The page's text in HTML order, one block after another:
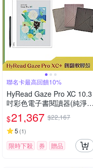
聯名卡最高回饋10%
HyRead Gaze Pro XC 10.3
吋彩色電子書閱讀器(純淨
白)+10.3吋側翻軟膠殼 (組
合)
$21,367 $22,167
5 (1)
限時下殺 券 贈品